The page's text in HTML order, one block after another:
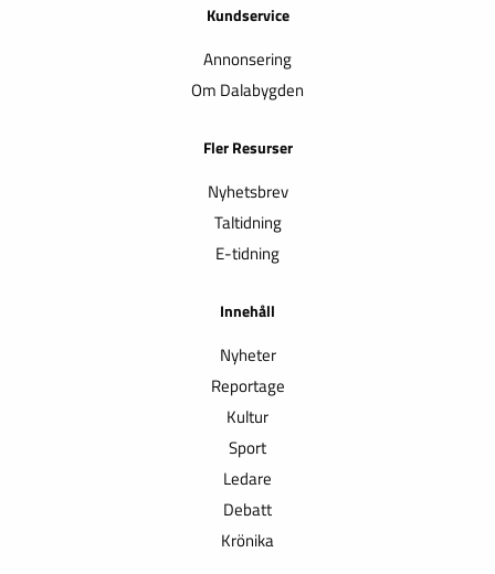
Kundservice
Annonsering
Om Dalabygden
Fler Resurser
Nyhetsbrev
Taltidning
E-tidning
Innehåll
Nyheter
Reportage
Kultur
Sport
Ledare
Debatt
Krönika